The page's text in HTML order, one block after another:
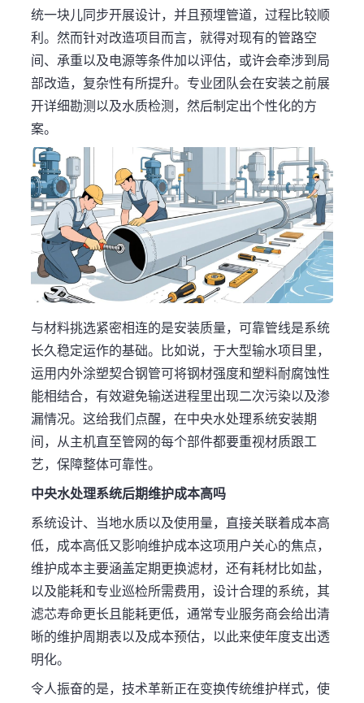
统一块儿同步开展设计，并且预埋管道，过程比较顺
利。然而针对改造项目而言，就得对现有的管路空
间、承重以及电源等条件加以评估，或许会牵涉到局
部改造，复杂性有所提升。专业团队会在安装之前展
开详细勘测以及水质检测，然后制定出个性化的方
案。
与材料挑选紧密相连的是安装质量，可靠管线是系统
长久稳定运作的基础。比如说，于大型输水项目里，
运用内外涂塑契合钢管可将钢材强度和塑料耐腐蚀性
能相结合，有效避免输送进程里出现二次污染以及渗
漏情况。这给我们点醒，在中央水处理系统安装期
间，从主机直至管网的每个部件都要重视材质跟工
艺，保障整体可靠性。
中央水处理系统后期维护成本高吗
系统设计、当地水质以及使用量，直接关联着成本高
低，成本高低又影响维护成本这项用户关心的焦点，
维护成本主要涵盖定期更换滤材，还有耗材比如盐，
以及能耗和专业巡检所需费用，设计合理的系统，其
滤芯寿命更长且能耗更低，通常专业服务商会给出清
晰的维护周期表以及成本预估，以此来使年度支出透
明化。
令人振奋的是，技术革新正在变换传统维护样式，使